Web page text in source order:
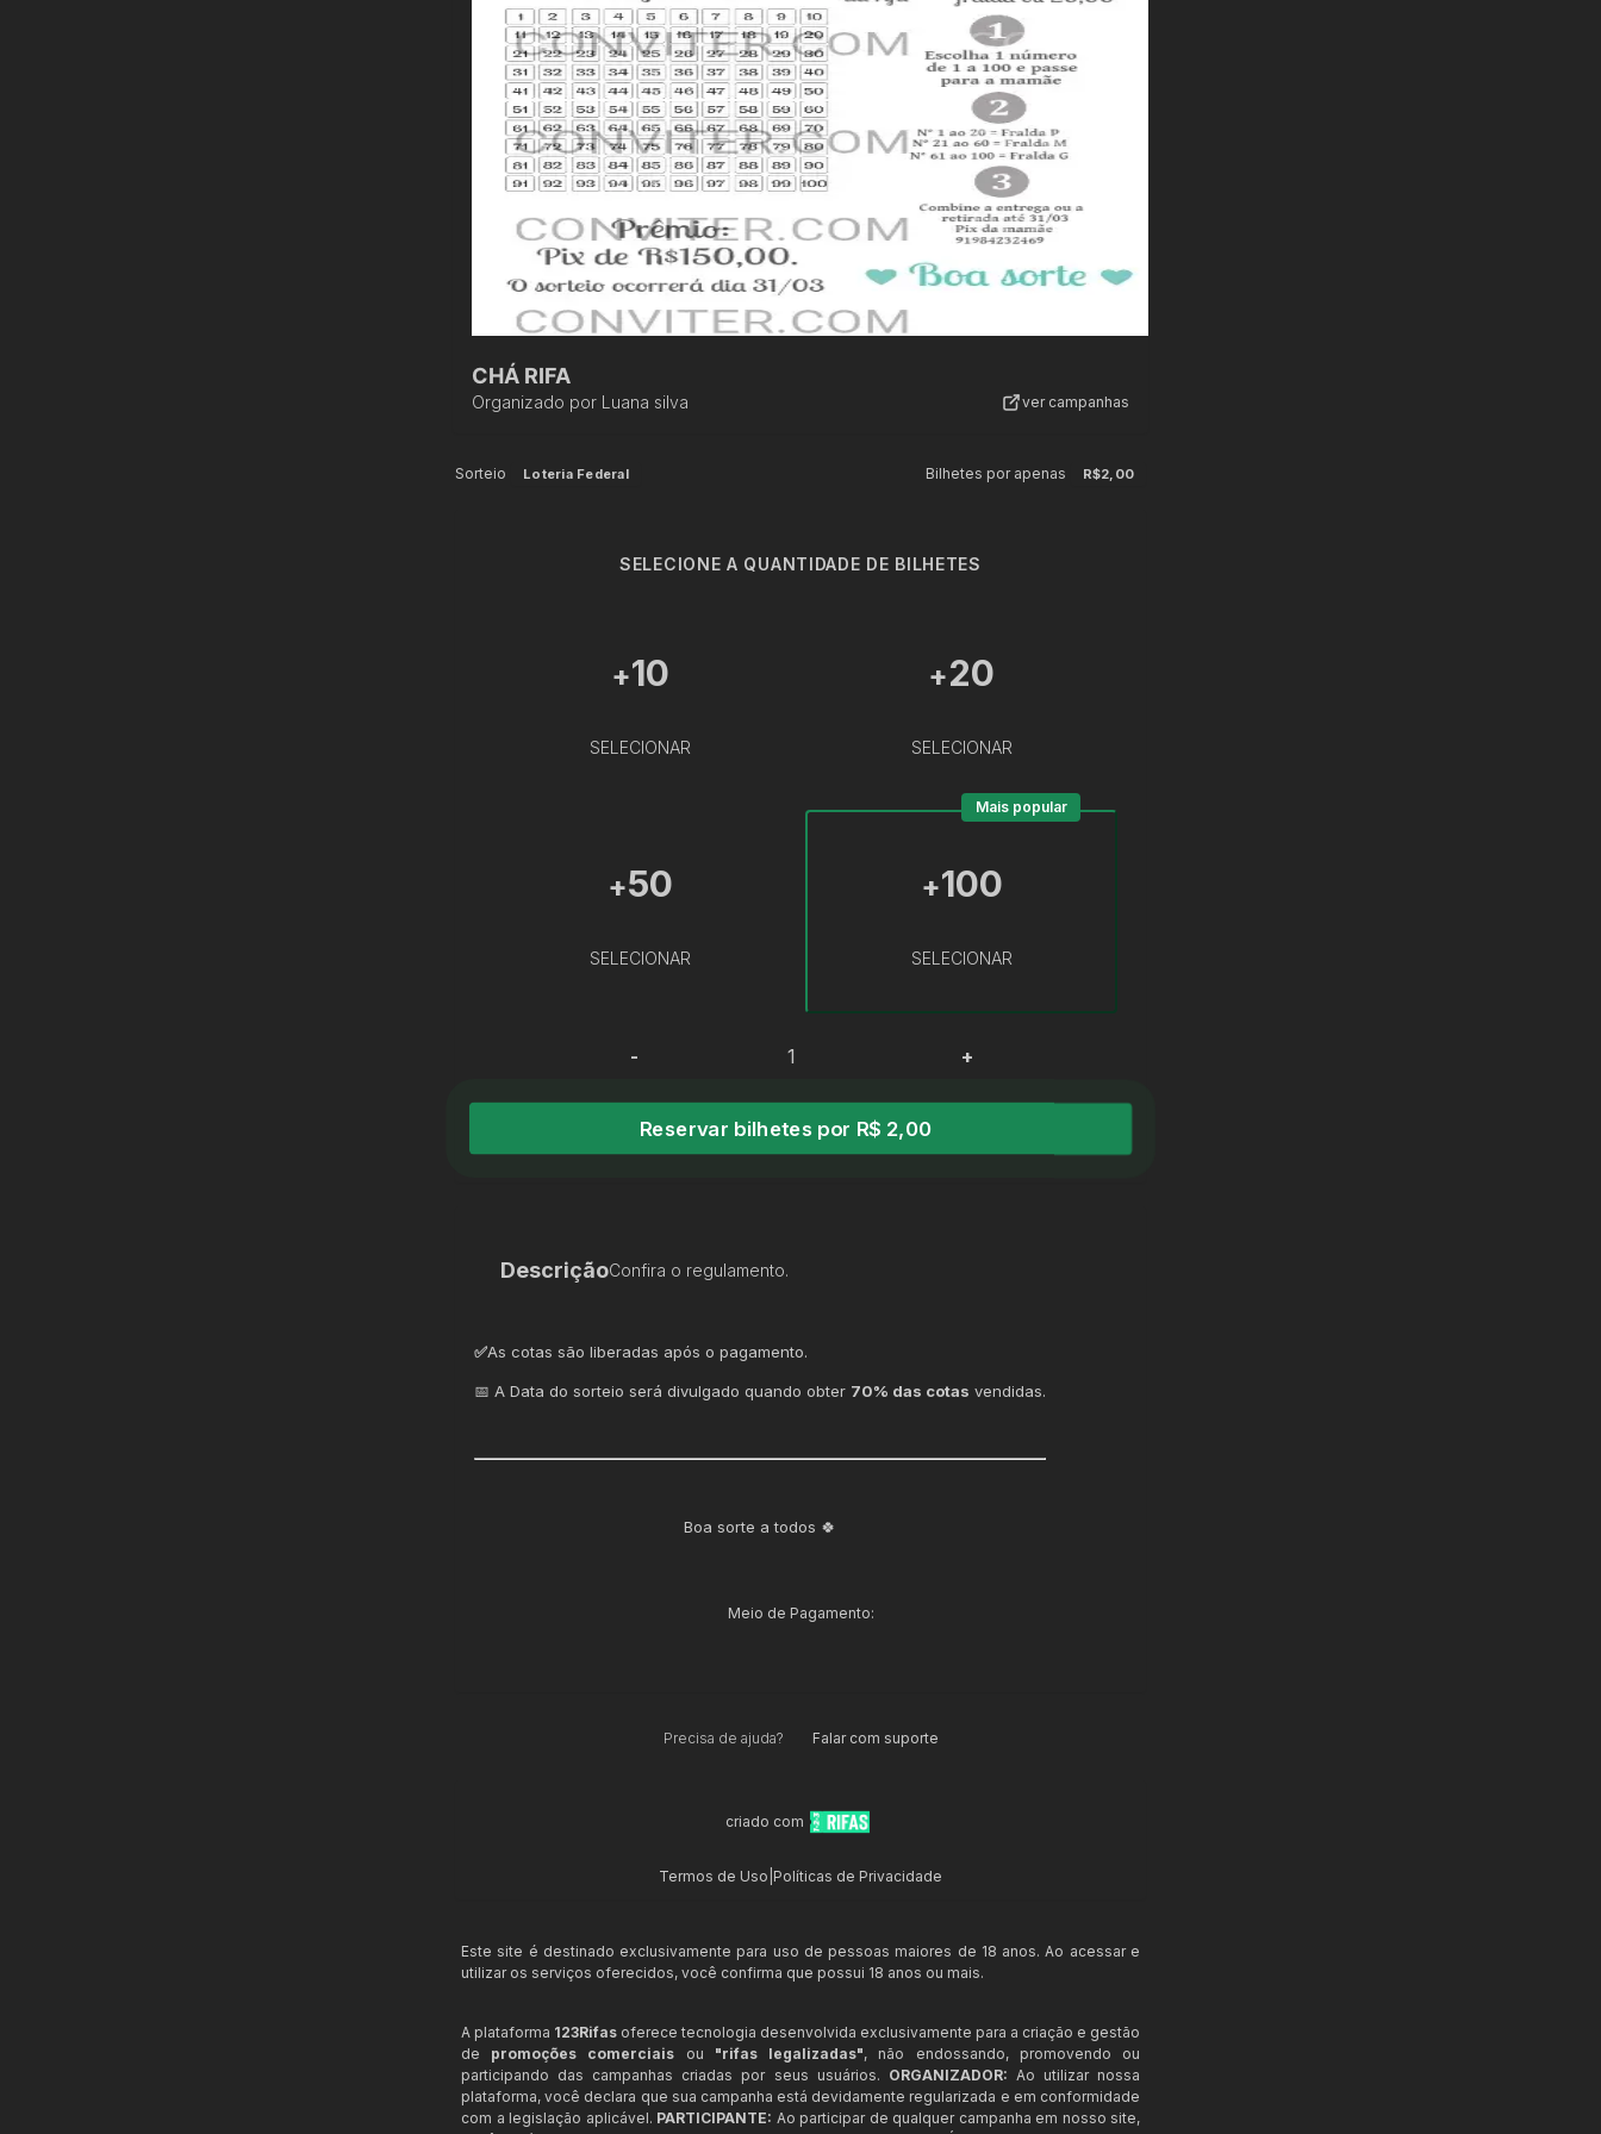
CHÁ RIFA
Organizado por Luana silva ver campanhas
Sorteio Loteria Federal Bilhetes por apenas R$2,00
SELECIONE A QUANTIDADE DE BILHETES
+10
SELECIONAR
+20
SELECIONAR
+50
SELECIONAR
+100
SELECIONAR
Mais popular
- +
Reservar bilhetes por R$ 2,00
DescriçãoConfira o regulamento.
✅As cotas são liberadas após o pagamento.
📅 A Data do sorteio será divulgado quando obter 70% das cotas vendidas.
Boa sorte a todos 🍀
Meio de Pagamento:
Precisa de ajuda? Falar com suporte
criado com
Termos de Uso Políticas de Privacidade
Este site é destinado exclusivamente para uso de pessoas maiores de 18 anos. Ao acessar e
utilizar os serviços oferecidos, você confirma que possui 18 anos ou mais.
A plataforma 123Rifas oferece tecnologia desenvolvida exclusivamente para a criação e gestão
de promoções comerciais ou "rifas legalizadas", não endossando, promovendo ou
participando das campanhas criadas por seus usuários. ORGANIZADOR: Ao utilizar nossa
plataforma, você declara que sua campanha está devidamente regularizada e em conformidade
com a legislação aplicável. PARTICIPANTE: Ao participar de qualquer campanha em nosso site,